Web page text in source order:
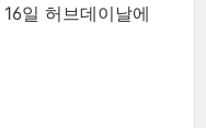
일 허브데이날에